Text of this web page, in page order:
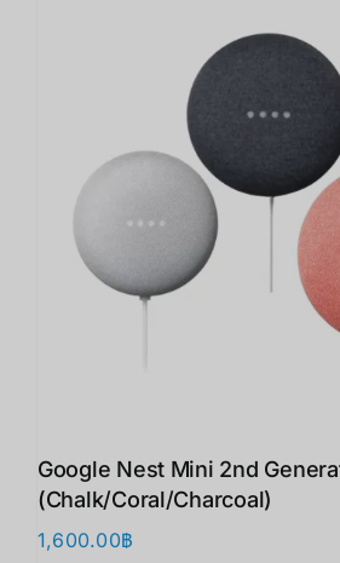
Google Nest Mini 2nd
(Chalk/Coral/Charcoal)
1,600.00฿